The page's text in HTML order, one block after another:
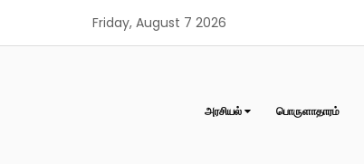
content
Friday, August 7 2026
அரசியல் பொருளாதாரம்